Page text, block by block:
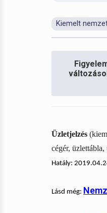
Kiemelt
Üzletjelzés
cégér,
Hatály:
Lásd még: